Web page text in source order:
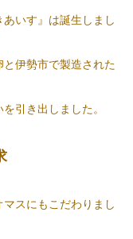
いす』は誕生しまし
伊勢市で製造された
引き出しました。
スにもこだわりまし